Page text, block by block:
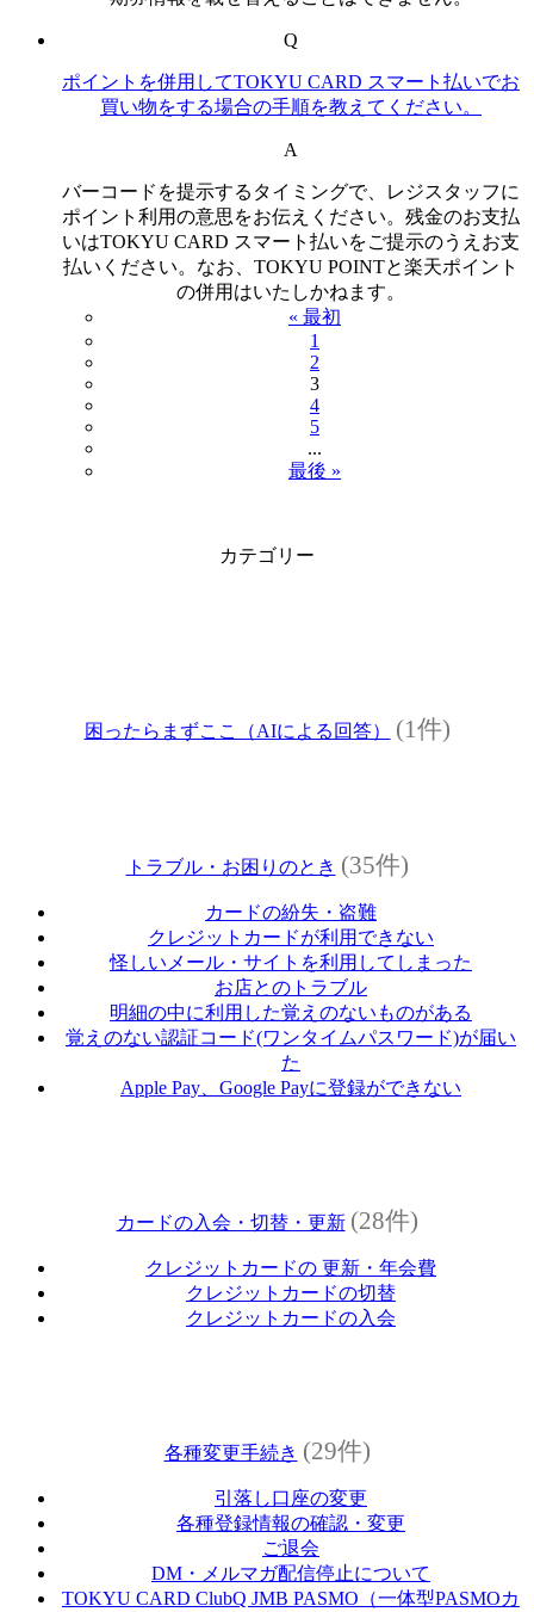
Q
ポイントを併用してTOKYU CARD スマート払いでお
買い物をする場合の手順を教えてください。
A
バーコードを提示するタイミングで、レジスタッフに
ポイント利用の意思をお伝えください。残金のお支払
いはTOKYU CARD スマート払いをご提示のうえお支
払いください。なお、TOKYU POINTと楽天ポイント
の併用はいたしかねます。
« 最初
1
2
3
4
5
...
最後 »
カテゴリー
困ったらまずここ（AIによる回答） (1件)
トラブル・お困りのとき (35件)
カードの紛失・盗難
クレジットカードが利用できない
怪しいメール・サイトを利用してしまった
お店とのトラブル
明細の中に利用した覚えのないものがある
覚えのない認証コード(ワンタイムパスワード)が届い
た
Apple Pay、Google Payに登録ができない
カードの入会・切替・更新 (28件)
クレジットカードの 更新・年会費
クレジットカードの切替
クレジットカードの入会
各種変更手続き (29件)
引落し口座の変更
各種登録情報の確認・変更
ご退会
DM・メルマガ配信停止について
TOKYU CARD ClubQ JMB PASMO（一体型PASMOカ